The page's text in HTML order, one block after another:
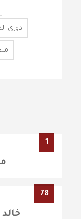
دوري
1
78